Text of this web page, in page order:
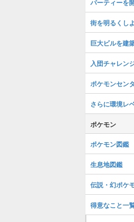
パーティーを
街を明るくし
巨大ビルを建
入団チャレン
ポケモンセン
さらに環境レ
ポケモン
ポケモン図鑑
生息地図鑑
伝説・幻ポケ
得意なこと一